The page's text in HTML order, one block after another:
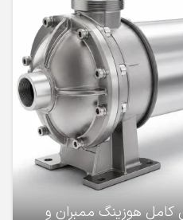
هوزینگ ممبران و